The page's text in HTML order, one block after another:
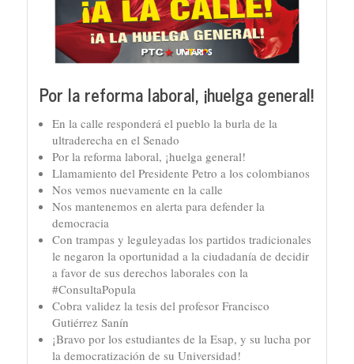
Por la reforma laboral, ¡huelga general!
En la calle responderá el pueblo la burla de la
ultraderecha en el Senado
Por la reforma laboral, ¡huelga general!
Llamamiento del Presidente Petro a los colombianos
Nos vemos nuevamente en la calle
Nos mantenemos en alerta para defender la
democracia
Con trampas y leguleyadas los partidos tradicionales
le negaron la oportunidad a la ciudadanía de decidir
a favor de sus derechos laborales con la
#ConsultaPopula
Cobra validez la tesis del profesor Francisco
Gutiérrez Sanín
¡Bravo por los estudiantes de la Esap, y su lucha por
la democratización de su Universidad!